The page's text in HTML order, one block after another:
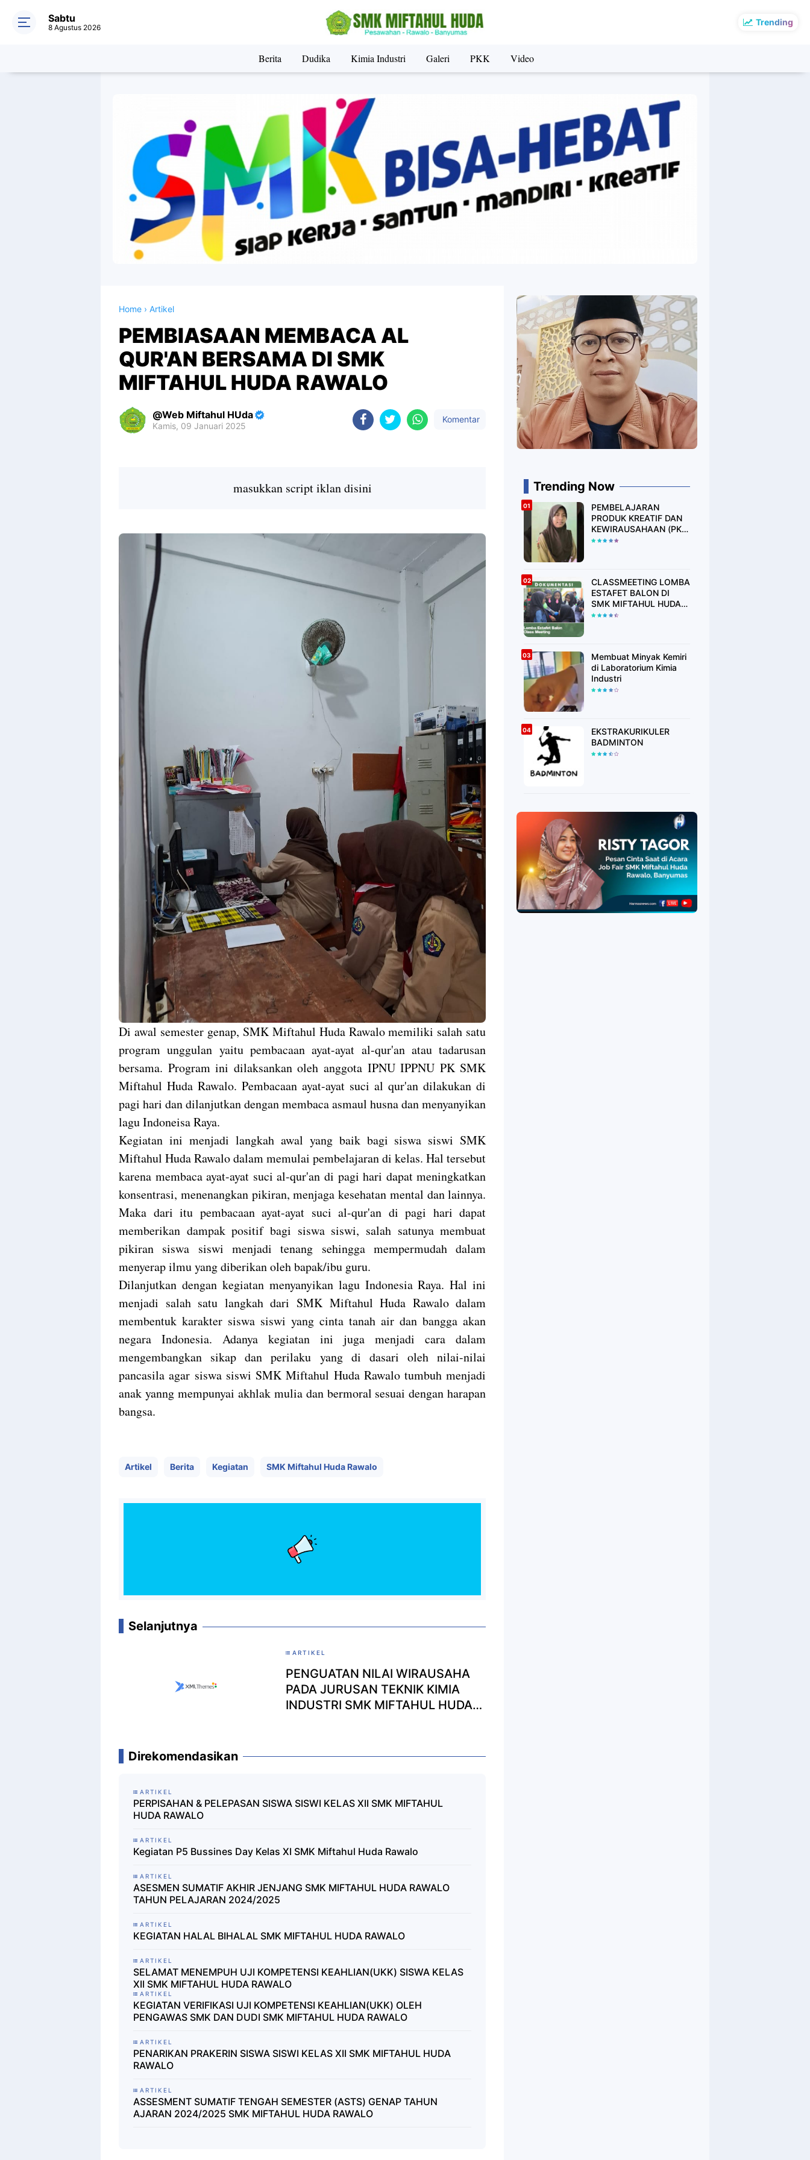
Trending
Sabtu
8 Agustus 2026
Berita Dudika Kimia Industri Galeri PKK Video
Home › Artikel
PEMBIASAAN MEMBACA AL
QUR'AN BERSAMA DI SMK
MIFTAHUL HUDA RAWALO
Web Miftahul HUda
Kamis, 09 Januari 2025
Komentar
masukkan script iklan disini
Di awal semester genap, SMK Miftahul Huda Rawalo memiliki salah satu
program unggulan yaitu pembacaan ayat-ayat al-qur'an atau tadarusan
bersama. Program ini dilaksankan oleh anggota IPNU IPPNU PK SMK
Miftahul Huda Rawalo. Pembacaan ayat-ayat suci al qur'an dilakukan di
pagi hari dan dilanjutkan dengan membaca asmaul husna dan menyanyikan
lagu Indoneisa Raya.
Kegiatan ini menjadi langkah awal yang baik bagi siswa siswi SMK
Miftahul Huda Rawalo dalam memulai pembelajaran di kelas. Hal tersebut
karena membaca ayat-ayat suci al-qur'an di pagi hari dapat meningkatkan
konsentrasi, menenangkan pikiran, menjaga kesehatan mental dan lainnya.
Maka dari itu pembacaan ayat-ayat suci al-qur'an di pagi hari dapat
memberikan dampak positif bagi siswa siswi, salah satunya membuat
pikiran siswa siswi menjadi tenang sehingga mempermudah dalam
menyerap ilmu yang diberikan oleh bapak/ibu guru.
Dilanjutkan dengan kegiatan menyanyikan lagu Indonesia Raya. Hal ini
menjadi salah satu langkah dari SMK Miftahul Huda Rawalo dalam
membentuk karakter siswa siswi yang cinta tanah air dan bangga akan
negara Indonesia. Adanya kegiatan ini juga menjadi cara dalam
mengembangkan sikap dan perilaku yang di dasari oleh nilai-nilai
pancasila agar siswa siswi SMK Miftahul Huda Rawalo tumbuh menjadi
anak yanng mempunyai akhlak mulia dan bermoral sesuai dengan harapan
bangsa.
Artikel Berita Kegiatan SMK Miftahul Huda Rawalo
Selanjutnya
ARTIKEL
PENGUATAN NILAI WIRAUSAHA
PADA JURUSAN TEKNIK KIMIA
INDUSTRI SMK MIFTAHUL HUDA
Direkomendasikan
ARTIKEL
PERPISAHAN & PELEPASAN SISWA SISWI KELAS XII SMK MIFTAHUL
HUDA RAWALO
ARTIKEL
Kegiatan P5 Bussines Day Kelas XI SMK Miftahul Huda Rawalo
ARTIKEL
ASESMEN SUMATIF AKHIR JENJANG SMK MIFTAHUL HUDA RAWALO
TAHUN PELAJARAN 2024/2025
ARTIKEL
KEGIATAN HALAL BIHALAL SMK MIFTAHUL HUDA RAWALO
ARTIKEL
SELAMAT MENEMPUH UJI KOMPETENSI KEAHLIAN(UKK) SISWA KELAS
XII SMK MIFTAHUL HUDA RAWALO
ARTIKEL
KEGIATAN VERIFIKASI UJI KOMPETENSI KEAHLIAN(UKK) OLEH
PENGAWAS SMK DAN DUDI SMK MIFTAHUL HUDA RAWALO
ARTIKEL
PENARIKAN PRAKERIN SISWA SISWI KELAS XII SMK MIFTAHUL HUDA
RAWALO
ARTIKEL
ASSESMENT SUMATIF TENGAH SEMESTER (ASTS) GENAP TAHUN
AJARAN 2024/2025 SMK MIFTAHUL HUDA RAWALO
Trending Now
PEMBELAJARAN
PRODUK KREATIF DAN
KEWIRAUSAHAAN (PKK)
DESAIN PRODUK
CLASSMEETING LOMBA
ESTAFET BALON DI
SMK MIFTAHUL HUDA
RAWALO
Membuat Minyak Kemiri
di Laboratorium Kimia
Industri
EKSTRAKURIKULER
BADMINTON